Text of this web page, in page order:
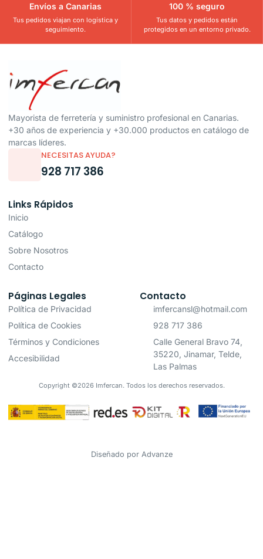
Envíos a Canarias
Tus pedidos viajan con logística y
seguimiento.
100 % seguro
Tus datos y pedidos están
protegidos en un entorno privado.
Mayorista de ferretería y suministro profesional en Canarias.
+30 años de experiencia y +30.000 productos en catálogo de
marcas líderes.
NECESITAS AYUDA?
928 717 386
Links Rápidos
Inicio
Catálogo
Sobre Nosotros
Contacto
Páginas Legales
Política de Privacidad
Política de Cookies
Términos y Condiciones
Accesibilidad
Contacto
imfercansl@hotmail.com
928 717 386
Calle General Bravo 74,
35220, Jinamar, Telde,
Las Palmas
Copyright ©2026 Imfercan. Todos los derechos reservados.
Diseñado por Advanze